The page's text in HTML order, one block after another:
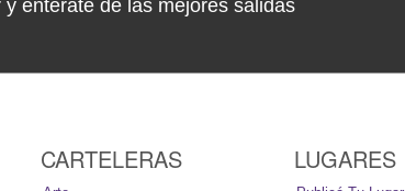
enterate de las mejores salidas
CARTELERAS LUGARES